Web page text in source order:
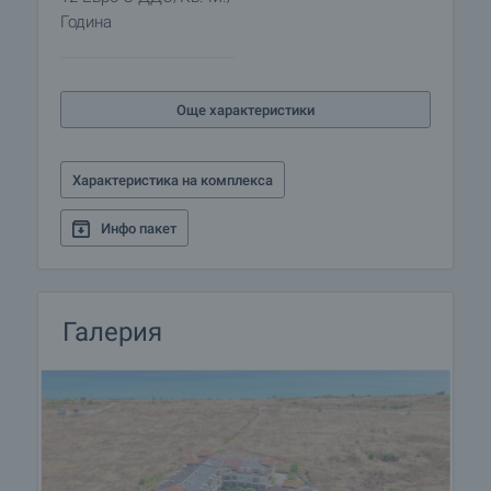
продажба със заплащане на депозит, след
което се прекратява провеждането на огледи с
документите за сключване на предварителен и
окончателен договор. Свържете се с отговорния
брокер за подробна информация относно
процедурата на покупка и начините за плащане.
и можем да ви свържем с техните консултанти
за информация и кандидатстване за кредит.
Година
Още характеристики
Характеристика на комплекса
Инфо пакет
Галерия